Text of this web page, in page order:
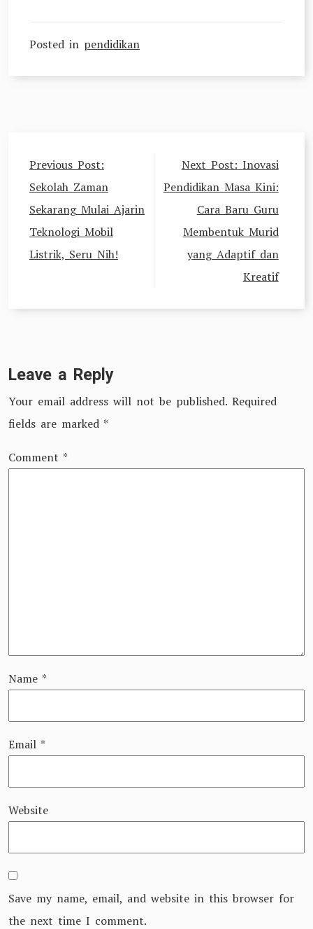
Posted in pendidikan
Post
navigation
Previous Post:
Sekolah Zaman
Sekarang Mulai Ajarin
Teknologi Mobil
Listrik, Seru Nih!
Next Post: Inovasi
Pendidikan Masa Kini:
Cara Baru Guru
Membentuk Murid
yang Adaptif dan
Kreatif
Leave a Reply
Your email address will not be published. Required
fields are marked *
Comment *
Name *
Email *
Website
Save my name, email, and website in this browser for
the next time I comment.